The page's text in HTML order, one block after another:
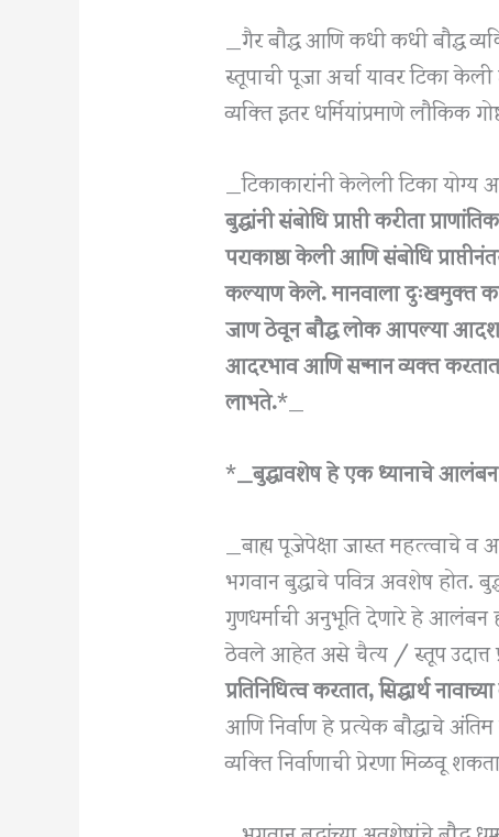
_गैर बौद्ध आणि कधी कधी बौद्ध
स्तूपाची पूजा अर्चा यावर टिका
व्यक्ति इतर धर्मियांप्रमाणे लौकिक
_टिकाकारांनी केलेली टिका
बुद्धांनी संबोधि प्राप्ती करीता
पराकाष्ठा केली आणि संबोधि
कल्याण केले. मानवाला दुःखमुक्त
जाण ठेवून बौद्ध लोक आपल्या
आदरभाव आणि सन्मान व्यक्त
लाभते.*_
*_बुद्धावशेष हे एक ध्यानाचे
_बाह्य पूजेपेक्षा जास्त
भगवान बुद्धाचे पवित्र अवशेष
गुणधर्माची अनुभूति देणारे हे आलंबन
ठेवले आहेत असे चैत्य / स्तूप
प्रतिनिधित्व करतात, सिद्धार्थ
आणि निर्वाण हे प्रत्येक बौद्धाचे
व्यक्ति निर्वाणाची प्रेरणा मिळवू